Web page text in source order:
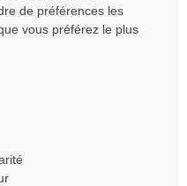
de préférences les
vous préférez le plus